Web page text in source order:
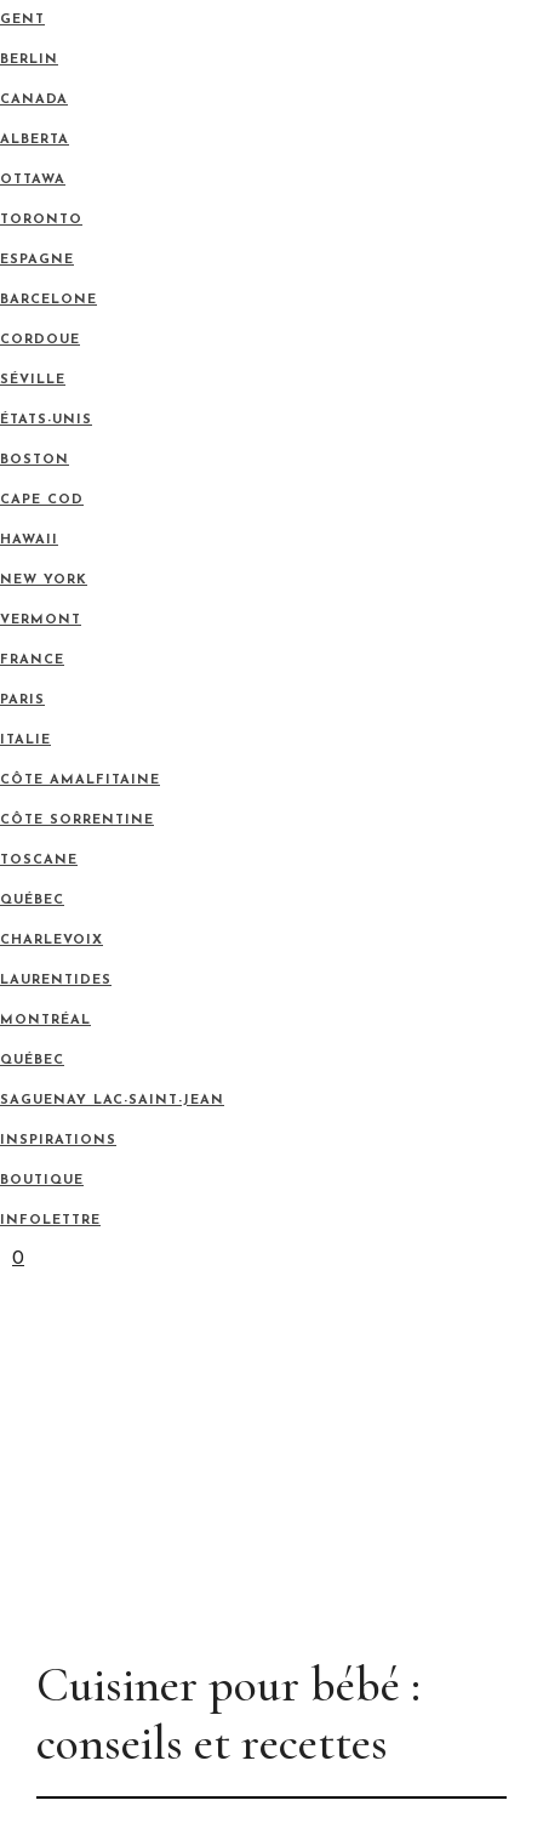
GENT
BERLIN
CANADA
ALBERTA
OTTAWA
TORONTO
ESPAGNE
BARCELONE
CORDOUE
SÉVILLE
ÉTATS-UNIS
BOSTON
CAPE COD
HAWAII
NEW YORK
VERMONT
FRANCE
PARIS
ITALIE
CÔTE AMALFITAINE
CÔTE SORRENTINE
TOSCANE
QUÉBEC
CHARLEVOIX
LAURENTIDES
MONTRÉAL
QUÉBEC
SAGUENAY LAC-SAINT-JEAN
INSPIRATIONS
BOUTIQUE
INFOLETTRE
0
Cuisiner pour bébé :
conseils et recettes